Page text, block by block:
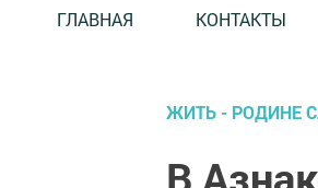
ГЛАВНАЯ КОНТАКТЫ
ЖИТЬ - РОДИНЕ
В